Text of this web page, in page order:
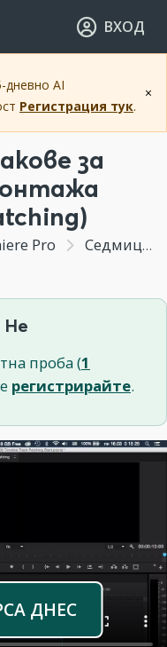
ВХОД
×
дневно AI
Регистрация тук.
за
Pro Седмица 2 - Техники в Premiere Pro за извършване на монтаж.
Не
проба (1
регистрирайте.
ДНЕС